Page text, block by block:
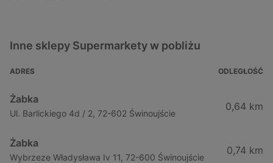
Inne sklepy Supermarkety w pobliżu
ADRES ODLEGŁOŚĆ
Żabka
Ul. Barlickiego 4d / 2, 72-602 Świnoujście
0,64 km
Żabka
Wybrzeze Władysława Iv 11, 72-600 Świnoujście
0,74 km